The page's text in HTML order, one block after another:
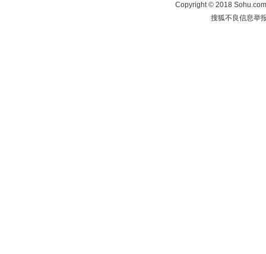
Copyright©2018
搜狐不良信息举